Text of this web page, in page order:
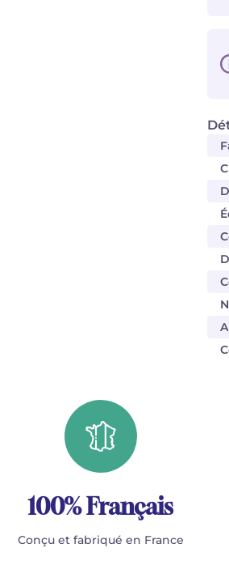
100% Français
Conçu et fabriqué en France